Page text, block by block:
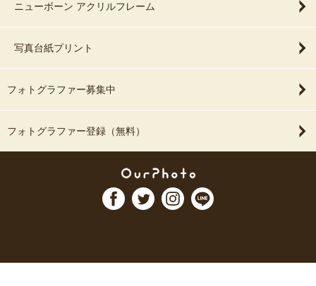
ニューボーン アクリルフレーム
写真台紙プリント
フォトグラファー募集中
フォトグラファー登録（無料）